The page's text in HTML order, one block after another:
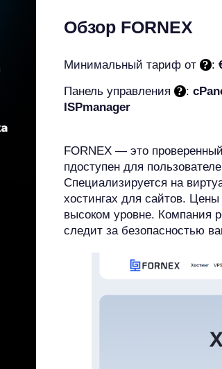
Обзор FORNEX
Минимальный тариф от :
Панель управления
:
ISPmanager
FORNEX — это
пдоступен для
Специализируется на
хостингах для сайтов.
высоком уровне. Компания
следит за безопасностью